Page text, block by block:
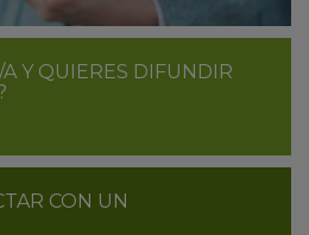
Y QUIERES DIFUNDIR
CON UN